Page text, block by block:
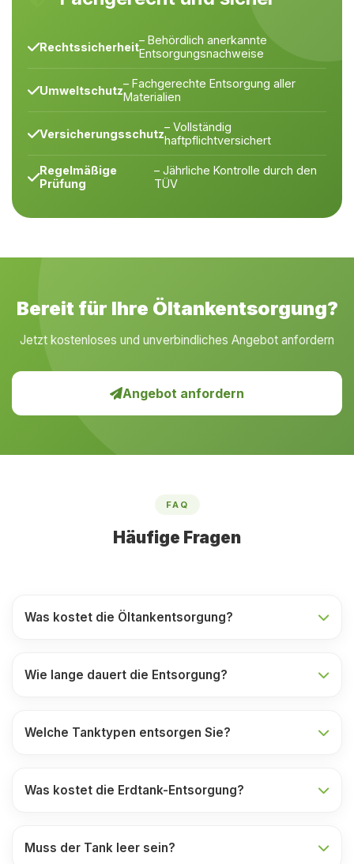
Rechtssicherheit– Behördlich anerkannte
Entsorgungsnachweise
Umweltschutz– Fachgerechte Entsorgung aller
Materialien
Versicherungsschutz– Vollständig
haftpflichtversichert
Regelmäßige
Prüfung
– Jährliche Kontrolle durch den
TÜV
Bereit für Ihre Öltankentsorgung?
Jetzt kostenloses und unverbindliches Angebot anfordern
Angebot anfordern
FAQ
Häufige Fragen
Was kostet die Öltankentsorgung?
Wie lange dauert die Entsorgung?
Welche Tanktypen entsorgen Sie?
Was kostet die Erdtank-Entsorgung?
Muss der Tank leer sein?